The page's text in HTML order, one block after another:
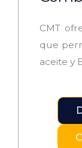
CMT
que
aceite y